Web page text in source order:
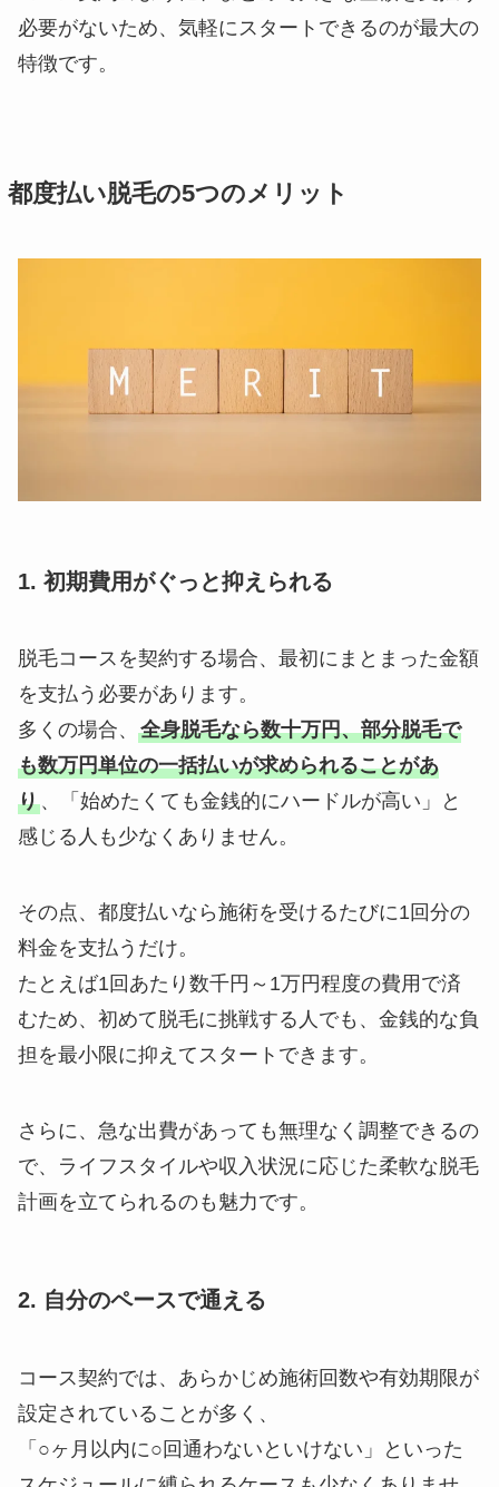
必要がないため、気軽にスタートできるのが最大の
特徴です。
都度払い脱毛の5つのメリット
1. 初期費用がぐっと抑えられる
脱毛コースを契約する場合、最初にまとまった金額
を支払う必要があります。
多くの場合、全身脱毛なら数十万円、部分脱毛で
も数万円単位の一括払いが求められることがあ
り、「始めたくても金銭的にハードルが高い」と
感じる人も少なくありません。
その点、都度払いなら施術を受けるたびに1回分の
料金を支払うだけ。
たとえば1回あたり数千円～1万円程度の費用で済
むため、初めて脱毛に挑戦する人でも、金銭的な負
担を最小限に抑えてスタートできます。
さらに、急な出費があっても無理なく調整できるの
で、ライフスタイルや収入状況に応じた柔軟な脱毛
計画を立てられるのも魅力です。
2. 自分のペースで通える
コース契約では、あらかじめ施術回数や有効期限が
設定されていることが多く、
「○ヶ月以内に○回通わないといけない」といった